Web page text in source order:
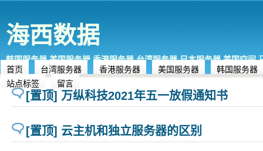
海西数据
韩国服务器,美国服务器,香港服务器,台湾服务器,日本服务器,美国空间
首页
台湾服务器 香港服务器 美国服务器
韩国服务器
站点标签
留言
[置顶] 万纵科技2021年五一放假通知书
[置顶] 云主机和独立服务器的区别